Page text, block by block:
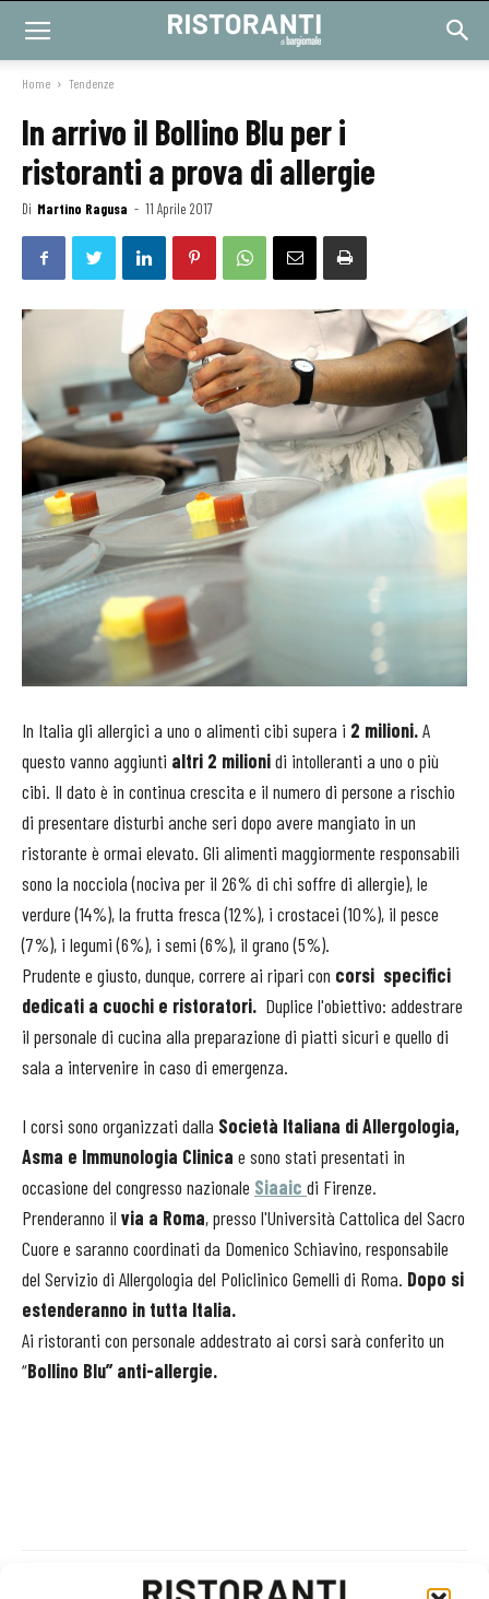
Home Tendenze
In arrivo il Bollino Blu per i
ristoranti a prova di allergie
Di Martino Ragusa - 11 Aprile 2017
In Italia gli allergici a uno o alimenti cibi supera i 2 milioni.A
questo vanno aggiunti altri 2 milionidi intolleranti a uno o più
cibi. Il dato è in continua crescita e il numero di persone a rischio
di presentare disturbi anche seri dopo avere mangiato in un
ristorante è ormai elevato. Gli alimenti maggiormente responsabili
sono la nocciola (nociva per il 26% di chi soffre di allergie), le
verdure (14%), la frutta fresca (12%), i crostacei (10%), il pesce
(7%), i legumi (6%), i semi (6%), il grano (5%).
Prudente e giusto, dunque, correre ai ripari con corsi specifici
dedicati a cuochi e ristoratori. Duplice l'obiettivo: addestrare
il personale di cucina alla preparazione di piatti sicuri e quello di
sala a intervenire in caso di emergenza.
I corsi sono organizzati dalla Società Italiana di Allergologia,
Asma e Immunologia Clinica e sono stati presentati in
occasione del congresso nazionale Siaaic di Firenze.
Prenderanno il via a Roma, presso l'Università Cattolica del Sacro
Cuore e saranno coordinati da Domenico Schiavino, responsabile
del Servizio di Allergologia del Policlinico Gemelli di Roma. Dopo si
estenderanno in tutta Italia.
Ai ristoranti con personale addestrato ai corsi sarà conferito un
“Bollino Blu” anti-allergie.